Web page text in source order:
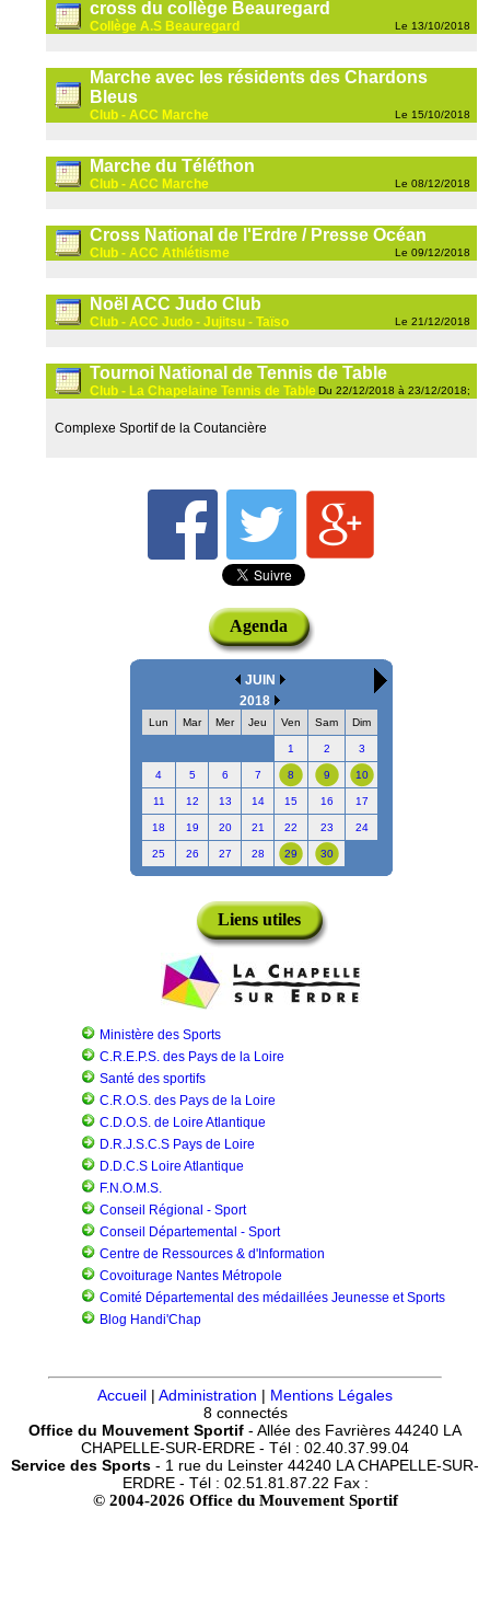
cross du collège Beauregard
Collège A.S Beauregard Le 13/10/2018
Marche avec les résidents des Chardons
Bleus
Club - ACC Marche Le 15/10/2018
Marche du Téléthon
Club - ACC Marche Le 08/12/2018
Cross National de l'Erdre / Presse Océan
Club - ACC Athlétisme Le 09/12/2018
Noël ACC Judo Club
Club - ACC Judo - Jujitsu - Taïso Le 21/12/2018
Tournoi National de Tennis de Table
Club - La Chapelaine Tennis de Table Du 22/12/2018 à 23/12/2018;
Complexe Sportif de la Coutancière
Agenda
JUIN
2018
Lun Mar Mer Jeu Ven Sam Dim
1 2 3
4 5 6 7 8 9 10
11 12 13 14 15 16 17
18 19 20 21 22 23 24
25 26 27 28 29 30
Liens utiles
Ministère des Sports
C.R.E.P.S. des Pays de la Loire
Santé des sportifs
C.R.O.S. des Pays de la Loire
C.D.O.S. de Loire Atlantique
D.R.J.S.C.S Pays de Loire
D.D.C.S Loire Atlantique
F.N.O.M.S.
Conseil Régional - Sport
Conseil Départemental - Sport
Centre de Ressources & d'Information
Covoiturage Nantes Métropole
Comité Départemental des médaillées Jeunesse et Sports
Blog Handi'Chap
Accueil | Administration | Mentions Légales
8 connectés
Office du Mouvement Sportif - Allée des Favrières 44240 LA
CHAPELLE-SUR-ERDRE - Tél : 02.40.37.99.04
Service des Sports - 1 rue du Leinster 44240 LA CHAPELLE-SUR-
ERDRE - Tél : 02.51.81.87.22 Fax :
© 2004-2026 Office du Mouvement Sportif